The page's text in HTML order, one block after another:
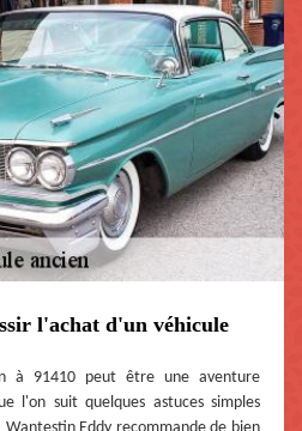
l'achat d'un véhicule
à 91410 peut être une aventure
l'on suit quelques astuces simples